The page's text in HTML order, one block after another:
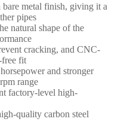
metal finish, giving it a
pipes
natural shape of the
cracking, and CNC-
free fit
and stronger
range
factory-level high-
quality carbon steel